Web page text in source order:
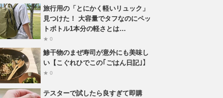
旅行用の「とにかく軽いリュック」
見つけた！ 大容量でタフなのにペッ
トボトル1本分の軽さとは…
★ 0
鯵干物のまぜ寿司が意外にも美味し
い【こぐれひでこの｢ごはん日記｣】
★ 0
テスターで試したら良すぎて即購